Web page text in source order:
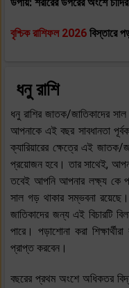
বৃশ্চিকরাশিফল 2026 বিস্তারে
ধনু রাশি
ধনু রাশির জাতক/জাতিকাদের
আপনাকে এই বছর সাবধানতা
ক্যারিয়ারের ক্ষেত্রে এই জাতক/
প্রয়োজন হবে। তার সাথেই,
তবেই আপনি আপনার লক্ষ্য কে
সাল গড় থাকার সম্ভবনা
জাতিকাদের জন্য এই বিচারটি
পারে। পড়াশোনা করা
প্রাপ্ত করবেন।
বছরের প্রথম অংশে অধিকতর